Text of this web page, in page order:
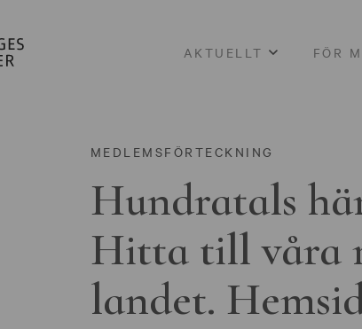
AKTUELLT FÖR
MEDLEMSFÖRTECKNING
Hundratals
Hitta till våra
landet.